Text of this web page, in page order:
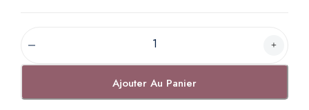
c
k
F
Ajouter Au Panier